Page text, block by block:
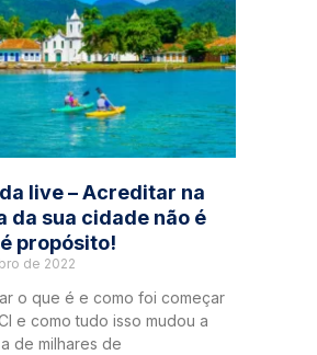
live – Acreditar na
da sua cidade não é
propósito!
de 2022
o que é e como foi começar
e como tudo isso mudou a
de milhares de